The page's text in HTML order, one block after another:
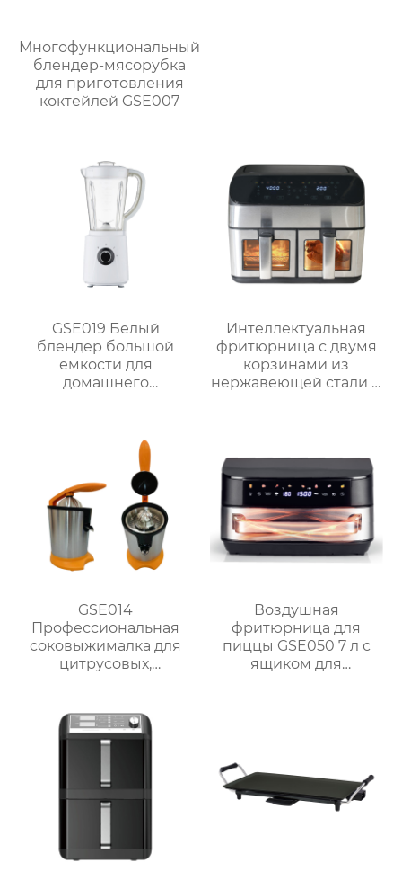
Многофункциональный
блендер-мясорубка
для приготовления
коктейлей GSE007
GSE019 Белый
блендер большой
емкости для
домашнего
Интеллектуальная
фритюрница с двумя
корзинами из
нержавеющей стали и
GSE014
Профессиональная
соковыжималка для
цитрусовых,
Воздушная
фритюрница для
пиццы GSE050 7 л с
ящиком для